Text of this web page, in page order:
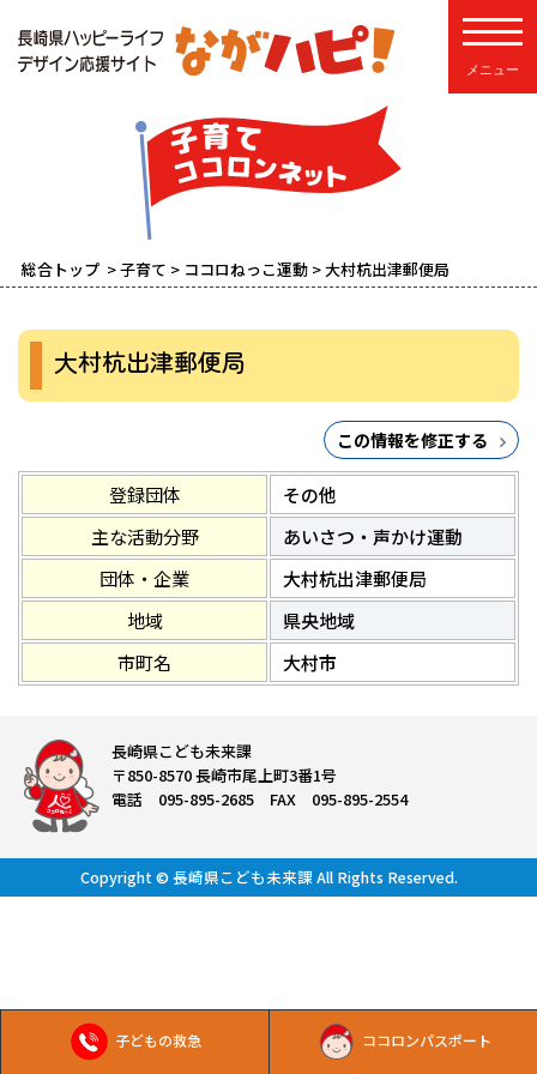
子どもの救急 ココロンパスポート
総合トップ >子育て > ココロねっこ運動 > 大村杭出津郵便局
大村杭出津郵便局
この情報を修正する
登録団体
その他
主な活動分野
あいさつ・声かけ運動
団体・企業
大村杭出津郵便局
地域
県央地域
市町名
大村市
長崎県こども未来課
〒850-8570 長崎市尾上町3番1号
電話 095-895-2685 FAX 095-895-2554
Copyright © 長崎県こども未来課 All Rights Reserved.